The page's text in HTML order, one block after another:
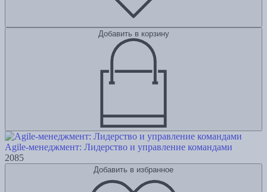
Добавить в корзину
Agile-менеджмент: Лидерство и управление командами
2085
Добавить в избранное